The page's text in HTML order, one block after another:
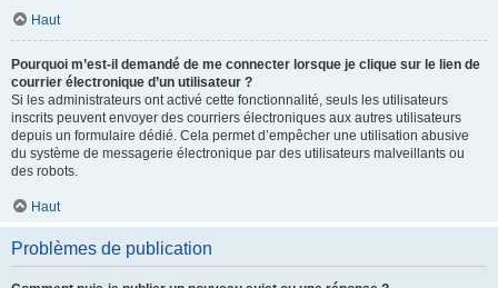
Haut
Pourquoi m’est-il demandé de me connecter lorsque je clique sur le lien de
courrier électronique d’un utilisateur ?
Si les administrateurs ont activé cette fonctionnalité, seuls les utilisateurs
inscrits peuvent envoyer des courriers électroniques aux autres utilisateurs
depuis un formulaire dédié. Cela permet d’empêcher une utilisation abusive
du système de messagerie électronique par des utilisateurs malveillants ou
des robots.
Haut
Problèmes de publication